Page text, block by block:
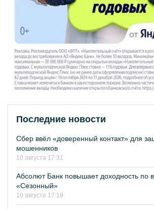
Последние новости
Сбер ввёл «доверенный контакт» для
мошенников
10 августа 17:31
Абсолют Банк повышает доходность по
«Сезонный»
10 августа 17:19